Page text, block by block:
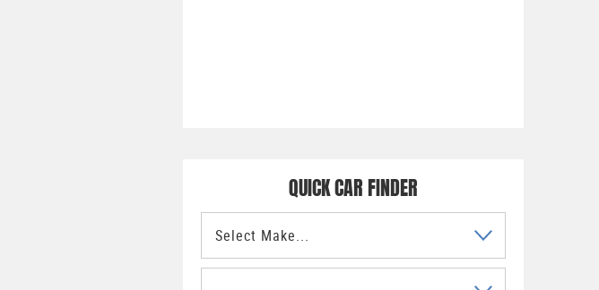
QUICK CAR FINDER